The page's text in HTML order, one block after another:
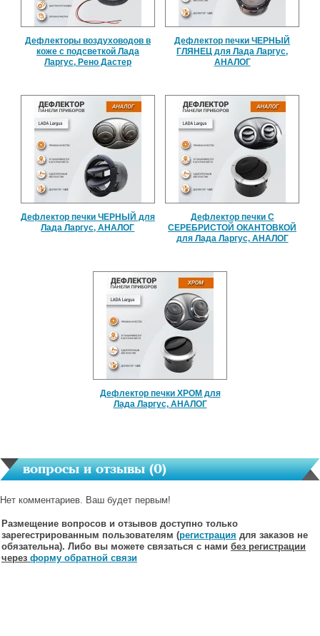
Дефлекторы воздуховодов в
коже с подсветкой Лада
Ларгус, Рено Дастер
Дефлектор печки ЧЕРНЫЙ
ГЛЯНЕЦ для Лада Ларгус,
АНАЛОГ
Дефлектор печки ЧЕРНЫЙ для
Лада Ларгус, АНАЛОГ
Дефлектор печки С
СЕРЕБРИСТОЙ ОКАНТОВКОЙ
для Лада Ларгус, АНАЛОГ
Дефлектор печки ХРОМ для
Лада Ларгус, АНАЛОГ
вопросы и отзывы (0)
Нет комментариев. Ваш будет первым!
Размещение вопросов и отзывов доступно только
зарегестрированным пользователям (регистрация для заказов не
обязательна). Либо вы можете связаться с нами без регистрации
через форму обратной связи